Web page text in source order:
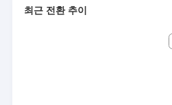
최근 전환 추이